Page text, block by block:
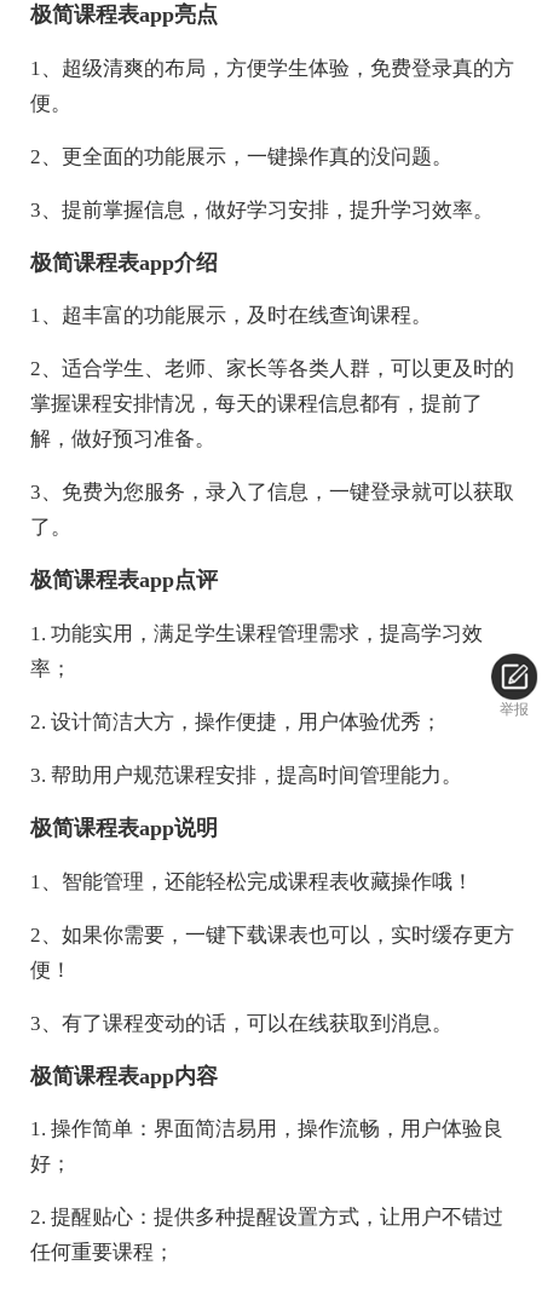
极简课程表app亮点
1、超级清爽的布局，方便学生体验，免费登录真的方
便。
2、更全面的功能展示，一键操作真的没问题。
3、提前掌握信息，做好学习安排，提升学习效率。
极简课程表app介绍
1、超丰富的功能展示，及时在线查询课程。
2、适合学生、老师、家长等各类人群，可以更及时的
掌握课程安排情况，每天的课程信息都有，提前了
解，做好预习准备。
3、免费为您服务，录入了信息，一键登录就可以获取
了。
极简课程表app点评
1. 功能实用，满足学生课程管理需求，提高学习效
率；
2. 设计简洁大方，操作便捷，用户体验优秀；
3. 帮助用户规范课程安排，提高时间管理能力。
极简课程表app说明
1、智能管理，还能轻松完成课程表收藏操作哦！
2、如果你需要，一键下载课表也可以，实时缓存更方
便！
3、有了课程变动的话，可以在线获取到消息。
极简课程表app内容
1. 操作简单：界面简洁易用，操作流畅，用户体验良
好；
2. 提醒贴心：提供多种提醒设置方式，让用户不错过
任何重要课程；
举报